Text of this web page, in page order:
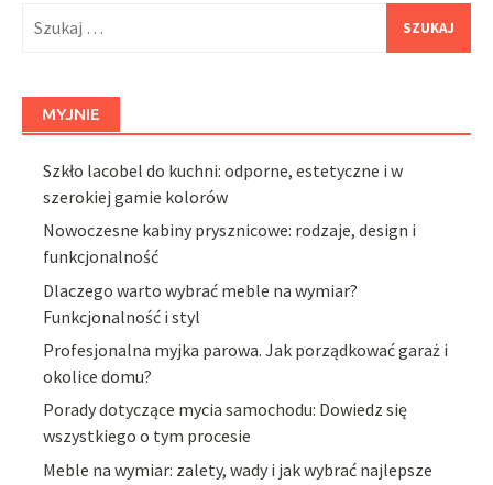
MYJNIE
Szkło lacobel do kuchni: odporne, estetyczne i w
szerokiej gamie kolorów
Nowoczesne kabiny prysznicowe: rodzaje, design i
funkcjonalność
Dlaczego warto wybrać meble na wymiar?
Funkcjonalność i styl
Profesjonalna myjka parowa. Jak porządkować garaż i
okolice domu?
Porady dotyczące mycia samochodu: Dowiedz się
wszystkiego o tym procesie
Meble na wymiar: zalety, wady i jak wybrać najlepsze